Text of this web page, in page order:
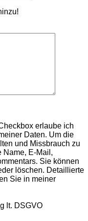
erlaube ich
Daten. Um die
und Missbrauch zu
Name, E-Mail,
Sie können
löschen. Detaillierte
Sie in meiner
lt. DSGVO